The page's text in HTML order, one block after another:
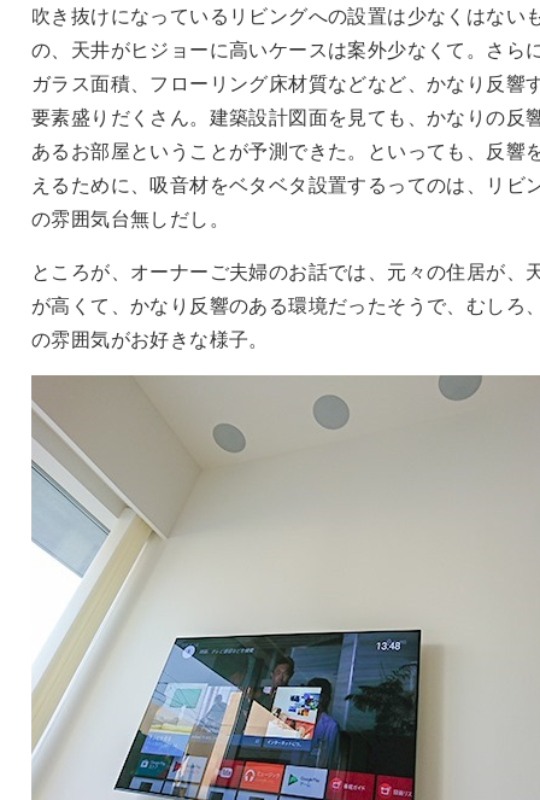
吹き抜けになっているリビングへの設置は少なくはない
の、天井がヒジョーに高いケースは案外少なくて。さら
ガラス面積、フローリング床材質などなど、かなり反響
要素盛りだくさん。建築設計図面を見ても、かなりの反
あるお部屋ということが予測できた。といっても、反響
えるために、吸音材をベタベタ設置するってのは、リビ
の雰囲気台無しだし。
ところが、オーナーご夫婦のお話では、元々の住居が、
が高くて、かなり反響のある環境だったそうで、むしろ
の雰囲気がお好きな様子。